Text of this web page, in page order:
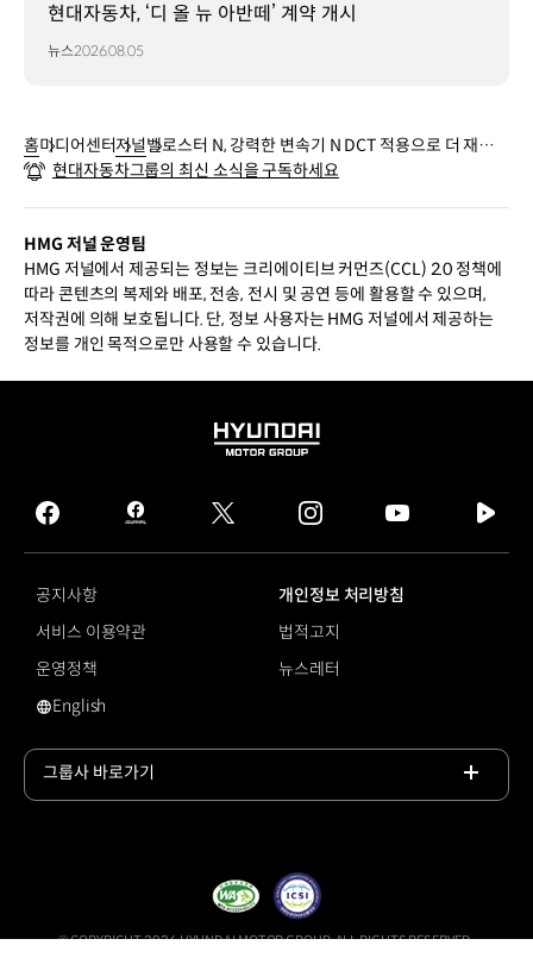
현대자동차, ‘디 올 뉴 아반떼’ 계약 개시
뉴스2026.08.05
홈미디어센터저널벨로스터 N, 강력한 변속기 N DCT 적용으로 더 재미있
고 빨라졌다
현대자동차그룹의 최신 소식을 구독하세요
HMG 저널 운영팀
HMG 저널에서 제공되는 정보는 크리에이티브 커먼즈(CCL) 2.0 정책에
따라 콘텐츠의 복제와 배포, 전송, 전시 및 공연 등에 활용할 수 있으며,
저작권에 의해 보호됩니다. 단, 정보 사용자는 HMG 저널에서 제공하는
정보를 개인 목적으로만 사용할 수 있습니다.
HYUNDAI
GROUP
facebook
hmg
journal
twitter instagram
tv
공지사항
개인정보 처리방침
서비스 이용약관
법적고지
운영정책
뉴스레터
영문 사이트로 이동
English
그룹사 바로가기
© COPYRIGHT 2026 HYUNDAI MOTOR GROUP, ALL RIGHTS RESERVED.